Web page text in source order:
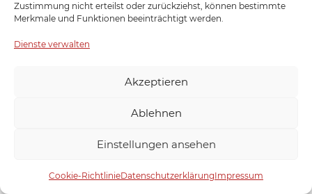
Zustimmung nicht erteilst oder zurückziehst, können bestimmte
Merkmale und Funktionen beeinträchtigt werden.
Dienste verwalten
Akzeptieren
Ablehnen
Einstellungen ansehen
Cookie-RichtlinieDatenschutzerklärungImpressum